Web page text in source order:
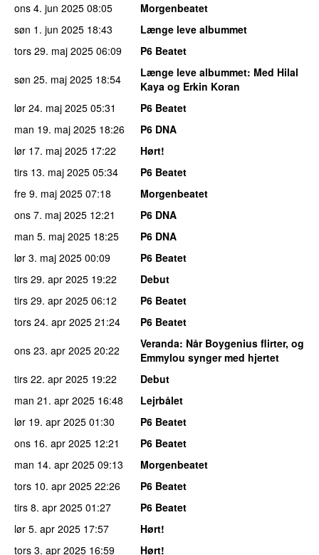
ons 4. jun 2025 08:05
Morgenbeatet
søn 1. jun 2025 18:43
Længe leve albummet
tors 29. maj 2025 06:09
P6 Beatet
søn 25. maj 2025 18:54 Længe leve albummet: Med Hilal
Kaya og Erkin Koran
lør 24. maj 2025 05:31
P6 Beatet
man 19. maj 2025 18:26
P6 DNA
lør 17. maj 2025 17:22
Hørt!
tirs 13. maj 2025 05:34
P6 Beatet
fre 9. maj 2025 07:18
Morgenbeatet
ons 7. maj 2025 12:21
P6 DNA
man 5. maj 2025 18:25
P6 DNA
lør 3. maj 2025 00:09
P6 Beatet
tirs 29. apr 2025 19:22
Debut
tirs 29. apr 2025 06:12
P6 Beatet
tors 24. apr 2025 21:24
P6 Beatet
ons 23. apr 2025 20:22 Veranda: Når Boygenius flirter, og
Emmylou synger med hjertet
tirs 22. apr 2025 19:22
Debut
man 21. apr 2025 16:48
Lejrbålet
lør 19. apr 2025 01:30
P6 Beatet
ons 16. apr 2025 12:21
P6 Beatet
man 14. apr 2025 09:13
Morgenbeatet
tors 10. apr 2025 22:26
P6 Beatet
tirs 8. apr 2025 01:27
P6 Beatet
lør 5. apr 2025 17:57
Hørt!
tors 3. apr 2025 16:59 Hørt!